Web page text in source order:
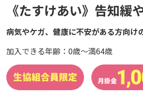
《たすけあい》告知緩
病気やケガ、健康に不安がある方向け
加入できる年齢：0歳～満64歳